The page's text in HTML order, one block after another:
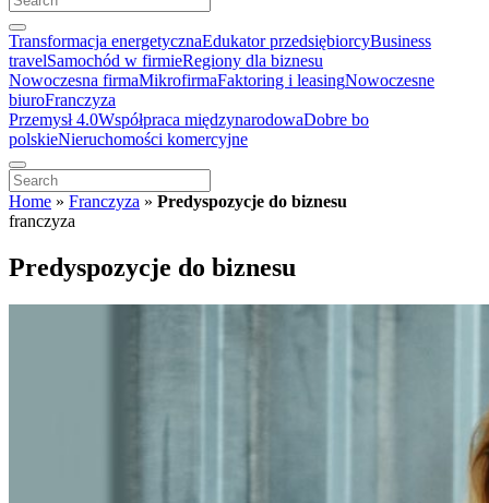
Transformacja energetycznaEdukator przedsiębiorcyBusiness
travelSamochód w firmieRegiony dla biznesu
Nowoczesna firmaMikrofirmaFaktoring i leasingNowoczesne
biuroFranczyza
Przemysł 4.0Współpraca międzynarodowaDobre bo
polskieNieruchomości komercyjne
Home » Franczyza » Predyspozycje do biznesu
franczyza
Predyspozycje do biznesu